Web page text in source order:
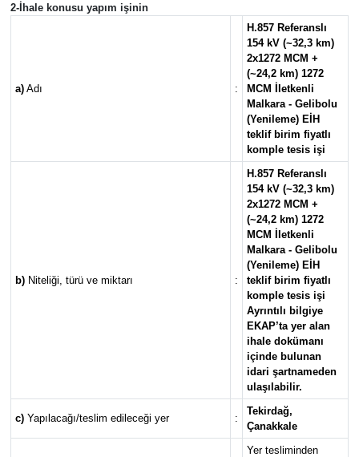
2-İhale konusu yapım işinin
a)Adı :
H.857 Referanslı
154 kV (~32,3 km)
2x1272 MCM +
(~24,2 km) 1272
MCM İletkenli
Malkara - Gelibolu
(Yenileme) EİH
teklif birim fiyatlı
komple tesis işi
b)Niteliği, türü ve miktarı :
H.857 Referanslı
154 kV (~32,3 km)
2x1272 MCM +
(~24,2 km) 1272
MCM İletkenli
Malkara - Gelibolu
(Yenileme) EİH
teklif birim fiyatlı
komple tesis işi
Ayrıntılı bilgiye
EKAP’ta yer alan
ihale dokümanı
içinde bulunan
idari şartnameden
ulaşılabilir.
c)Yapılacağı/teslim edileceği yer :
Tekirdağ,
Çanakkale
Yer tesliminden